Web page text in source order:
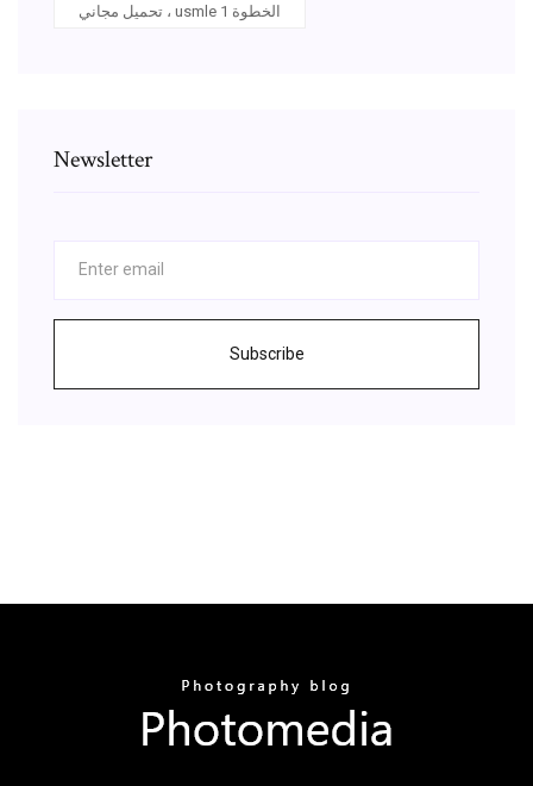
تحميل مجاني ، usmle الخطوة 1
Newsletter
Subscribe